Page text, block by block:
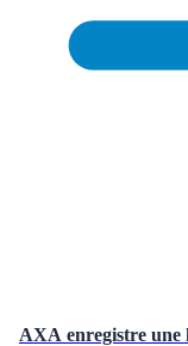
AXA enregistre une